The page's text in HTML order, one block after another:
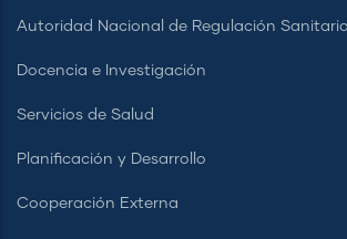
Autoridad Nacional de Regulación Sanitaria
Docencia e Investigación
Servicios de Salud
Planificación y Desarrollo
Cooperación Externa